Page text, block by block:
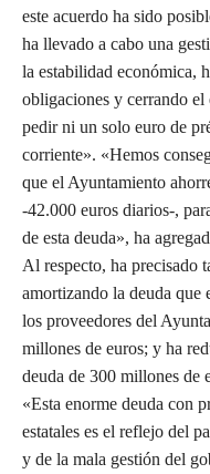
este acuerdo ha sido
ha llevado a cabo una
la estabilidad económica,
obligaciones y cerrando
pedir ni un solo euro de
corriente». «Hemos
que el Ayuntamiento
-42.000 euros diarios-,
de esta deuda», ha
Al respecto, ha precisado
amortizando la deuda que
los proveedores del
millones de euros; y ha
deuda de 300 millones de
«Esta enorme deuda con
estatales es el reflejo del
y de la mala gestión del